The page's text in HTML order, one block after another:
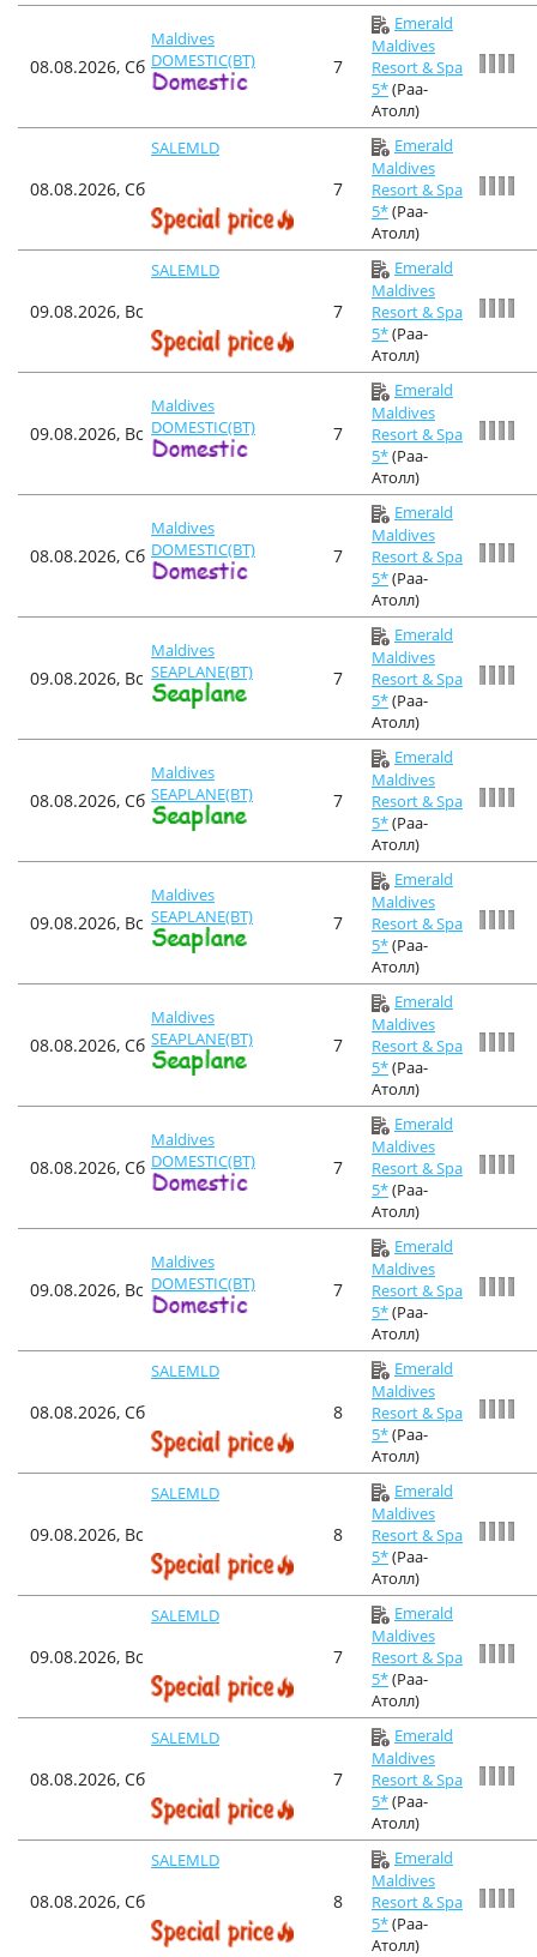
08.08.2026, Сб
Maldives
DOMESTIC(BT)
7
Emerald
Maldives
Resort & Spa
5*(Раа-
Атолл)
08.08.2026, Сб
SALEMLD
7
Emerald
Maldives
Resort & Spa
5*(Раа-
Атолл)
09.08.2026, Вс
SALEMLD
7
Emerald
Maldives
Resort & Spa
5*(Раа-
Атолл)
09.08.2026, Вс
Maldives
DOMESTIC(BT)
7
Emerald
Maldives
Resort & Spa
5*(Раа-
Атолл)
08.08.2026, Сб
Maldives
DOMESTIC(BT)
7
Emerald
Maldives
Resort & Spa
5*(Раа-
Атолл)
09.08.2026, Вс
Maldives
SEAPLANE(BT)
7
Emerald
Maldives
Resort & Spa
5*(Раа-
Атолл)
08.08.2026, Сб
Maldives
SEAPLANE(BT)
7
Emerald
Maldives
Resort & Spa
5*(Раа-
Атолл)
09.08.2026, Вс
Maldives
SEAPLANE(BT)
7
Emerald
Maldives
Resort & Spa
5*(Раа-
Атолл)
08.08.2026, Сб
Maldives
SEAPLANE(BT)
7
Emerald
Maldives
Resort & Spa
5*(Раа-
Атолл)
08.08.2026, Сб
Maldives
DOMESTIC(BT)
7
Emerald
Maldives
Resort & Spa
5*(Раа-
Атолл)
09.08.2026, Вс
Maldives
DOMESTIC(BT)
7
Emerald
Maldives
Resort & Spa
5*(Раа-
Атолл)
08.08.2026, Сб
SALEMLD
8
Emerald
Maldives
Resort & Spa
5*(Раа-
Атолл)
09.08.2026, Вс
SALEMLD
8
Emerald
Maldives
Resort & Spa
5*(Раа-
Атолл)
09.08.2026, Вс
SALEMLD
7
Emerald
Maldives
Resort & Spa
5*(Раа-
Атолл)
08.08.2026, Сб
SALEMLD
7
Emerald
Maldives
Resort & Spa
5*(Раа-
Атолл)
08.08.2026, Сб
SALEMLD
8
Emerald
Maldives
Resort & Spa
5*(Раа-
Атолл)